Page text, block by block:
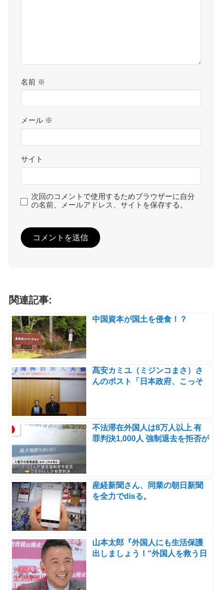
名前 ※
メール ※
サイト
次回のコメントで使用するためブラウザーに自分
の名前、メールアドレス、サイトを保存する。
関連記事:
中国資本が国土を侵食！？
髙安カミユ（ミジンコまさ）さ
んのポスト「日本政府、こっそ
不法滞在外国人は8万人以上 有
罪判決1,000人 強制退去を拒否が
産経新聞さん、同業の朝日新聞
を全力でdisる。
山本太郎『外国人にも生活保護
出しましょう！“外国人を救う日